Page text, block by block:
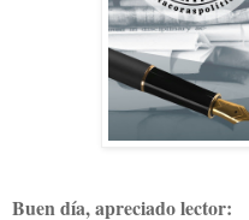
Buen día, apreciado lector: